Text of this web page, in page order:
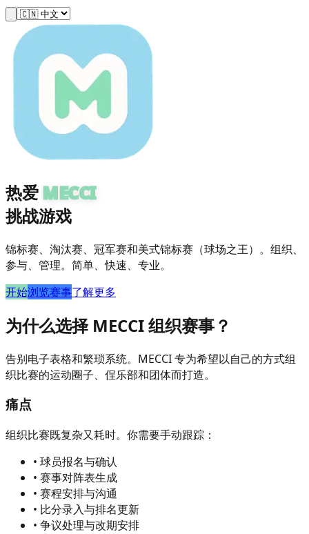
热爱MECCI
挑战游戏
锦标赛、淘汰赛、冠军赛和美式锦标赛（球场之王）。组织、
参与、管理。简单、快速、专业。
开始浏览赛事了解更多
为什么选择 MECCI 组织赛事？
告别电子表格和繁琐系统。MECCI 专为希望以自己的方式组
织比赛的运动圈子、侱乐部和团体而打造。
痛点
组织比赛既复杂又耗时。你需要手动跟踪：
• 球员报名与确认
• 赛事对阵表生成
• 赛程安排与沟通
• 比分录入与排名更新
• 争议处理与改期安排